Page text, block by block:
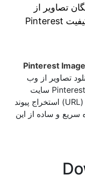
تصاویر از
Pinterest با کیفیت HD - 4k کمک می کند. الآن
Pinterest
تصاویر از وب
سایت Pinterest طراحی شده است. این ابزار معمولاً با
استخراج پیوند (URL) یک تصویر در Pinterest و سپس دانلود
سریع و ساده از این